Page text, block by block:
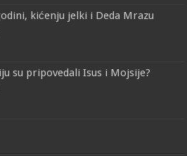
kićenju jelki i Deda Mrazu
su pripovedali Isus i Mojsije?